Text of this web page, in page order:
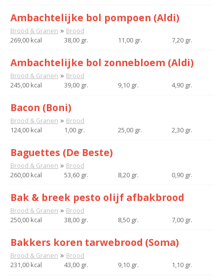
Ambachtelijke bol pompoen (Aldi)
Brood & Granen » Brood
269,00 kcal
38,00 gr. 11,00 gr. 7,20 gr.
Ambachtelijke bol zonnebloem (Aldi)
Brood & Granen » Brood
245,00 kcal
39,00 gr. 9,10 gr. 4,90 gr.
Bacon (Boni)
Brood & Granen » Brood
124,00 kcal
1,00 gr. 25,00 gr. 2,30 gr.
Baguettes (De Beste)
Brood & Granen » Brood
260,00 kcal
53,60 gr. 8,20 gr. 0,90 gr.
Bak & breek pesto olijf afbakbrood
Brood & Granen » Brood
250,00 kcal
38,00 gr. 8,50 gr. 7,00 gr.
Bakkers koren tarwebrood (Soma)
Brood & Granen » Brood
231,00 kcal
43,00 gr. 9,10 gr. 1,10 gr.